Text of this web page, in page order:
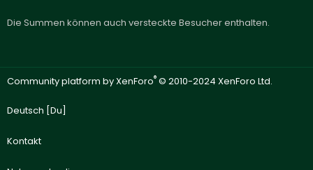
Die Summen können auch versteckte Besucher enthalten.
Community platform by XenForo® © 2010-2024 XenForo Ltd.
Deutsch [Du]
Kontakt